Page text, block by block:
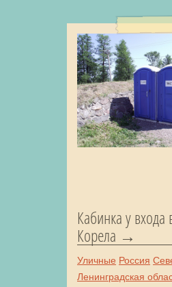
Кабинка у входа
Корела
Уличные Россия
Ленинградская